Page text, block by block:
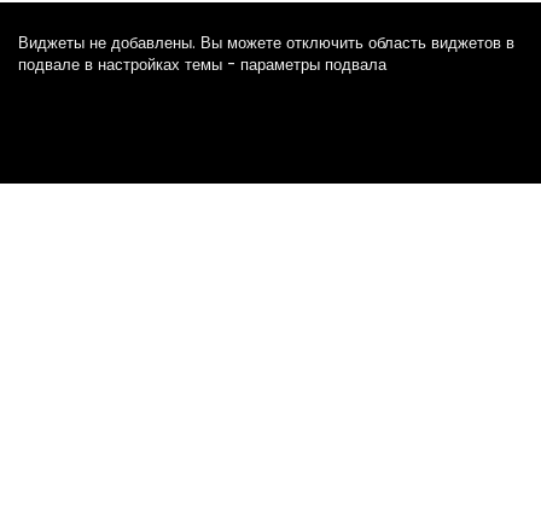
Виджеты не добавлены. Вы можете отключить область виджетов в
подвале в настройках темы - параметры подвала